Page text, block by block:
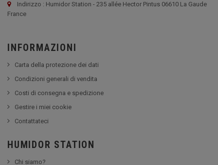
Indirizzo : Humidor Station - 235 allée Hector Pintus 06610 La Gaude
France
INFORMAZIONI
Carta della protezione dei dati
Condizioni generali di vendita
Costi di consegna e spedizione
Gestire i miei cookie
Contattateci
HUMIDOR STATION
Chi siamo?